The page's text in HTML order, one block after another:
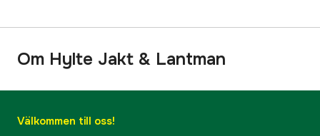
Om Hylte Jakt & Lantman
Välkommen till oss!